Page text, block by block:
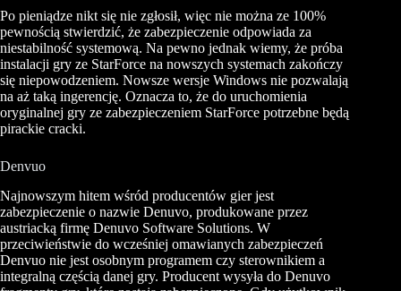
Po pieniądze nikt się nie zgłosił, więc nie można ze 100%
pewnością stwierdzić, że zabezpieczenie odpowiada za
niestabilność systemową. Na pewno jednak wiemy, że próba
instalacji gry ze StarForce na nowszych systemach zakończy
się niepowodzeniem. Nowsze wersje Windows nie pozwalają
na aż taką ingerencję. Oznacza to, że do uruchomienia
oryginalnej gry ze zabezpieczeniem StarForce potrzebne będą
pirackie cracki.
Denvuo
Najnowszym hitem wśród producentów gier jest
zabezpieczenie o nazwie Denuvo, produkowane przez
austriacką firmę Denuvo Software Solutions. W
przeciwieństwie do wcześniej omawianych zabezpieczeń
Denvuo nie jest osobnym programem czy sterownikiem a
integralną częścią danej gry. Producent wysyła do Denuvo